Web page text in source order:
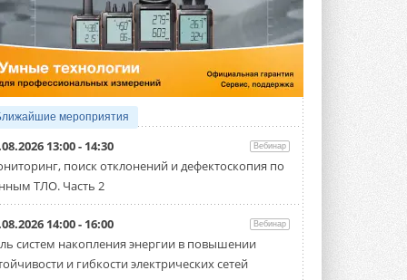
Samsung выпускает VRF-
систему DVM на R32
Линейка включает семь типоразмеров
производительностью от 22,4 до 56 кВт.
Суммарная длина трубопроводов ...
3 АВГУСТА 2026
«СиСофт Девелопмент» подвел
итоги конкурса студенческих
проектов «ТИМ-лидеры 2026»
Новый сезон конкурса «ТИМ-лидеры»
стартует уже в сентябре 2026 года ...
3 АВГУСТА 2026
«Русклимат» укрепляет
партнёрство за Уралом
Президент Омского землячества в
Москве Михаил Тимошенко посетил
мероприятия
13:00 - 14:30 Вебинар
поиск отклонений и дефектоскопия по
ТЛО. Часть 2
14:00 - 16:00 Вебинар
систем накопления энергии в повышении
и гибкости электрических сетей